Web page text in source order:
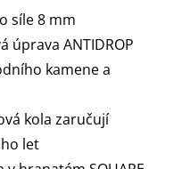
síle 8 mm
úprava ANTIDROP
kamene a
kola zaručují
let